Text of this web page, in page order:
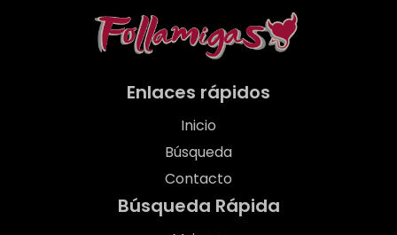
Enlaces rápidos
Inicio
Búsqueda
Contacto
Búsqueda Rápida